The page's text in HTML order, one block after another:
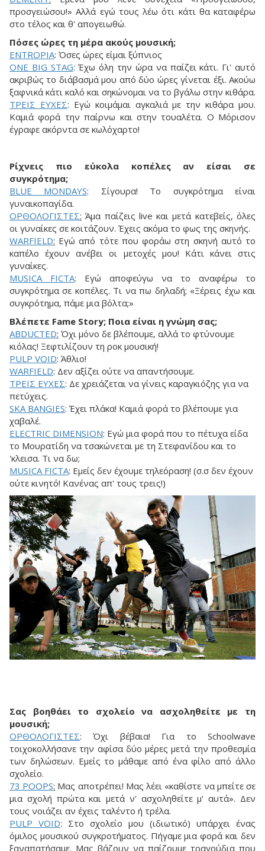
προσγειώσου!» Αλλά εγώ τους λέω ότι κάτι θα καταφέρω
στο τέλος και θ' απογειωθώ.
Πόσες ώρες τη μέρα ακούς μουσική;
ENTROPIA: Όσες ώρες είμαι ξύπνιος
ONE BIG STAG: Έχω όλη την ώρα να παίζει κάτι. Γι' αυτό
ακριβώς το διάβασμά μου από δύο ώρες γίνεται έξι. Ακούω
ξαφνικά κάτι καλό και σηκώνομαι να το βγάλω στην κιθάρα.
ΤPEIΣ EYXEΣ: Εγώ κοιμάμαι αγκαλιά με την κιθάρα μου.
Καμιά φορά την παίρνω και στην τουαλέτα. Ο Μόρισον
έγραφε ακόρντα σε κωλόχαρτο!
Ρίχνεις πιο εύκολα κοπέλες αν είσαι σε
συγκρότημα;
BLUE MONDAYS: Σίγουρα! Το συγκρότημα είναι
γυναικοπαγίδα.
OPΘOΛOΓIΣTEΣ: Άμα παίζεις live και μετά κατεβείς, όλες
οι γυναίκες σε κοιτάζουν. Έχεις ακόμα το φως της σκηνής.
WARFIELD: Εγώ από τότε που φοράω στη σκηνή αυτό το
καπέλο έχουν ανέβει οι μετοχές μου! Κάτι κάνει στις
γυναίκες.
MUSICA FICTA: Εγώ αποφεύγω να το αναφέρω το
συγκρότημα σε κοπέλες. Τι να πω δηλαδή; «Ξέρεις έχω και
συγκρότημα, πάμε μια βόλτα;»
Βλέπετε Fame Story; Ποια είναι η γνώμη σας;
ABDUCTED: Όχι μόνο δε βλέπουμε, αλλά το φτύνουμε
κιόλας! Ξεφτιλίζουν τη ροκ μουσική!
PULP VOID: Άθλιο!
WARFIELD: Δεν αξίζει ούτε να απαντήσουμε.
ΤPEIΣ EYXEΣ: Δε χρειάζεται να γίνεις καραγκιόζης για να
πετύχεις.
SKA BANGIES: Έχει πλάκα! Καμιά φορά το βλέπουμε για
χαβαλέ.
ELECTRIC DIMENSION: Εγώ μια φορά που το πέτυχα είδα
το Μουρατίδη να τσακώνεται με τη Στεφανίδου και το
'κλεισα. Τι να δω;
MUSICA FICTA: Εμείς δεν έχουμε τηλεόραση! (σ.σ δεν έχουν
ούτε κινητό! Κανένας απ' τους τρεις!)
Σας βοηθάει το σχολείο να ασχοληθείτε με τη
μουσική;
OPΘOΛOΓIΣTEΣ: Όχι βέβαια! Για το Schoolwave
τοιχοκολλήσανε την αφίσα δύο μέρες μετά την προθεσμία
των δηλώσεων. Εμείς το μάθαμε από ένα φίλο από άλλο
σχολείο.
73 POOPS: Μας αποτρέπει! Μας λέει «καθίστε να μπείτε σε
μια σχολή πρώτα και μετά ν' ασχοληθείτε μ' αυτά». Δεν
τους νοιάζει αν έχεις ταλέντο ή τρέλα.
PULP VOID: Στο σχολείο μου (ιδιωτικό) υπάρχει ένας
όμιλος μουσικού συγκροτήματος. Πήγαμε μια φορά και δεν
ξαναπατήσαμε. Μας βάζουν να παίζουμε τραγούδια που